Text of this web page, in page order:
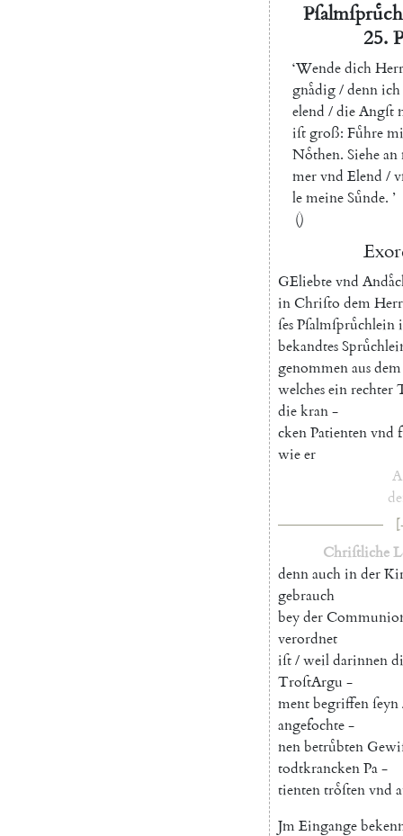
25.
‘WendedichHerr
gnaͤdig/dennich
elend /dieAngſt
iſtgroß: Fuͤhre
Noͤthen. Siehean
mervnd Elend /
lemeineSuͤnde. ’
()
GEliebtevnd
inChriſto dem
ſesPſalmſpruͤchlein
bekandtes
genommenausdem
welcheseinrechter
diekran-
ckenPatientenvnd
wieer
A
Chriſtliche
dennauchinder
gebrauch
beyder
verordnet
iſt/weildarinnen
TroſtArgu -
mentbegriffenſeyn
angefochte-
nenbetruͤbten
todtkranckenPa-
tiententroͤſtenvnd
JmEingange